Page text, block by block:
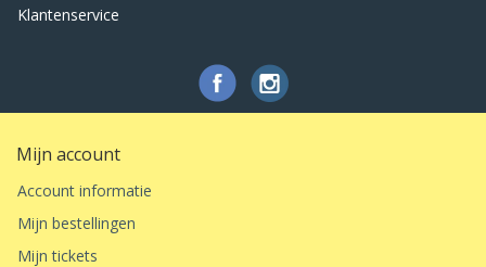
Klantenservice
Mijn account
Account informatie
Mijn bestellingen
Mijn tickets